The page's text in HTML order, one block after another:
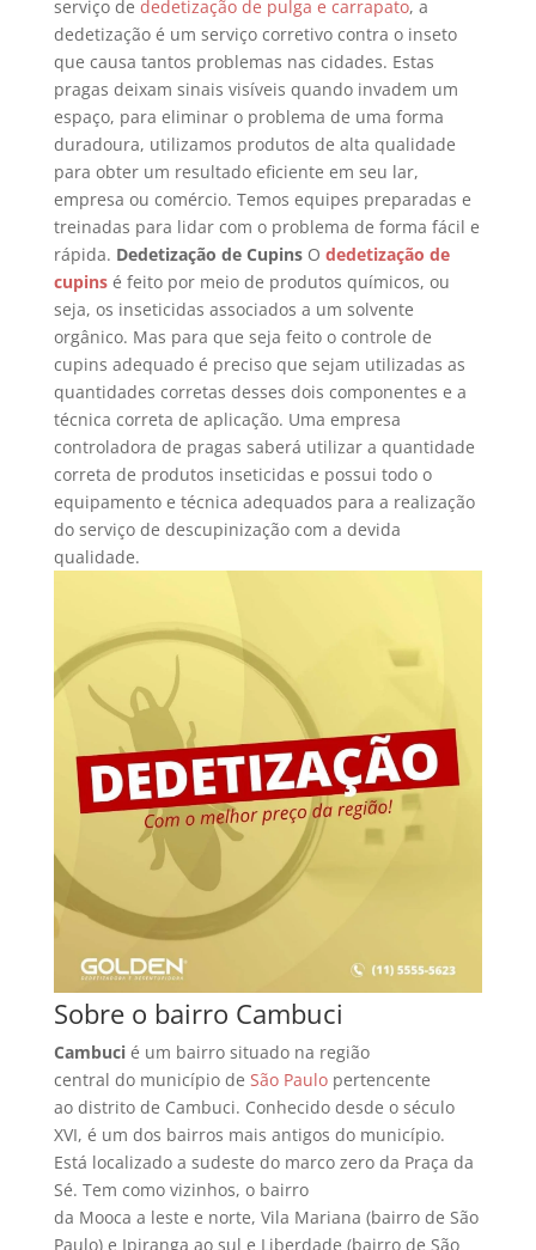
serviço de dedetização de pulga e carrapato, a
dedetização é um serviço corretivo contra o inseto
que causa tantos problemas nas cidades. Estas
pragas deixam sinais visíveis quando invadem um
espaço, para eliminar o problema de uma forma
duradoura, utilizamos produtos de alta qualidade
para obter um resultado eficiente em seu lar,
empresa ou comércio. Temos equipes preparadas e
treinadas para lidar com o problema de forma fácil e
rápida. Dedetização de Cupins O dedetização de
cupinsé feito por meio de produtos químicos, ou
seja, os inseticidas associados a um solvente
orgânico. Mas para que seja feito o controle de
cupins adequado é preciso que sejam utilizadas as
quantidades corretas desses dois componentes e a
técnica correta de aplicação. Uma empresa
controladora de pragas saberá utilizar a quantidade
correta de produtos inseticidas e possui todo o
equipamento e técnica adequados para a realização
do serviço de descupinização com a devida
qualidade.
Sobre o bairro Cambuci
Cambucié um bairro situado na região
central do município de São Paulopertencente
ao distrito de Cambuci. Conhecido desde o século
XVI, é um dos bairros mais antigos do município.
Está localizado a sudeste do marco zero da Praça da
Sé. Tem como vizinhos, o bairro
da Mooca a leste e norte, Vila Mariana (bairro de São
Paulo) e Ipiranga ao sul e Liberdade (bairro de São